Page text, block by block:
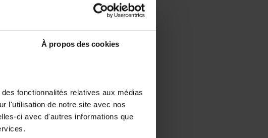
À propos des cookies
fonctionnalités relatives aux médias
l'utilisation de notre site avec nos
ci avec d'autres informations que